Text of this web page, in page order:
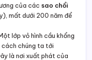
của các sao chổi
mất dưới 200 năm để
lớp vỏ hình cầu khổng
cách chúng ta tới
là nơi xuất phát của